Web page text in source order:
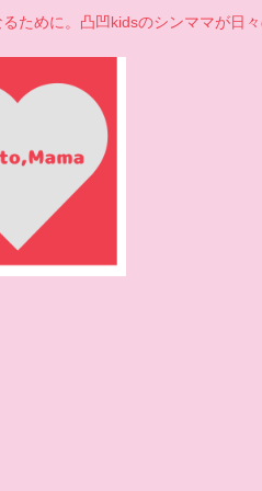
ために。凸凹kidsのシンママが日